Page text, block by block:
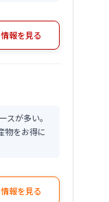
報を見る
スが多い。
物をお得に
報を見る